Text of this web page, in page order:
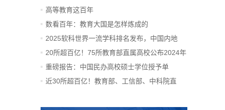
高等教育这百年
数看百年：教育大国是怎样炼成的
2025软科世界一流学科排名发布，中国内地
14...
20所超百亿！75所教育部直属高校公布2024年
决算
重磅报告：中国民办高校硕士学位授予单
位、...
近30所超百亿！教育部、工信部、中科院直